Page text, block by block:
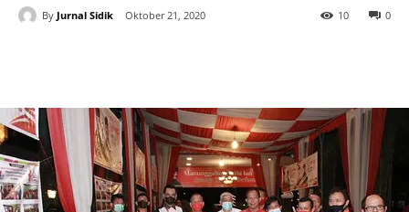
By Jurnal Sidik Oktober 21, 2020 0
10